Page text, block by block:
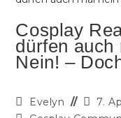
Cosplay
dürfen auch
Nein! –
Evelyn
7.